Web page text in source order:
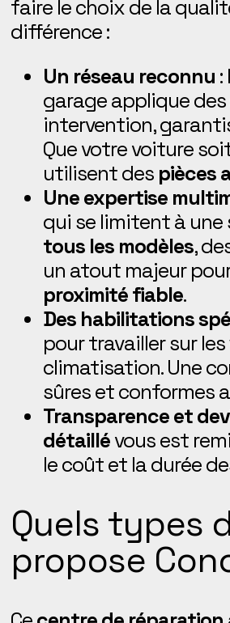
faire le choix de la
différence :
Un réseau reconnu
garage applique des
intervention,
Que votre voiture
utilisent des pièces
Une expertise
qui se limitent à une
tous les modèles,
un atout majeur
proximité fiable.
Des habilitations
pour travailler sur les
climatisation. Une
sûres et conformes
Transparence et
détaillévous est
le coût et la durée
Quels types
propose